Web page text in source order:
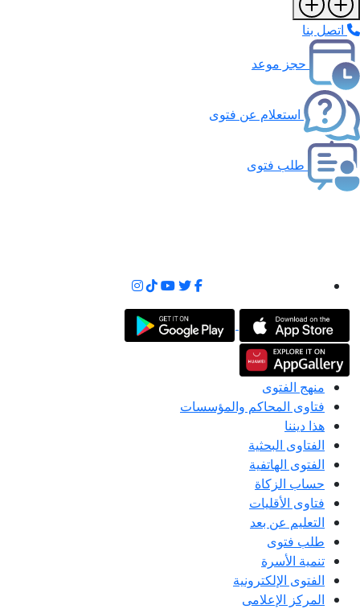
اتصل بنا
حجز موعد
استعلام عن فتوى
طلب فتوى
منهج الفتوى
فتاوى المحاكم والمؤسسات
هذا ديننا
الفتاوى البحثية
الفتوى الهاتفية
حساب الزكاة
فتاوى الأقليات
التعليم عن بعد
طلب فتوى
تنمية الأسرة
الفتوى الإلكترونية
المركز الإعلامى